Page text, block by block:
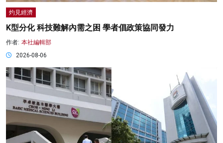
灼見經濟
K型分化 科技難解內需之困 學者倡政策協同發力
作者: 本社編輯部
2026-08-06